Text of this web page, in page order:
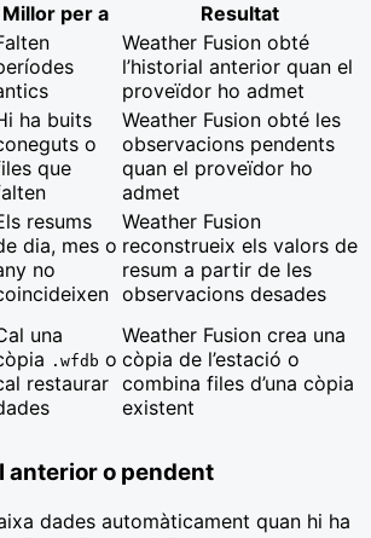
Millor per a
Resultat
Weather Fusion obté
l’historial anterior quan el
proveïdor ho admet
ha buits
o
que
Weather Fusion obté les
observacions pendents
quan el proveïdor ho
admet
resums
dia, mes o
no
Weather Fusion
reconstrueix els valors de
resum a partir de les
observacions desades
una
.wfdb o
restaurar
Weather Fusion crea una
còpia de l’estació o
combina files d’una còpia
existent
anterior o pendent
dades automàticament quan hi ha